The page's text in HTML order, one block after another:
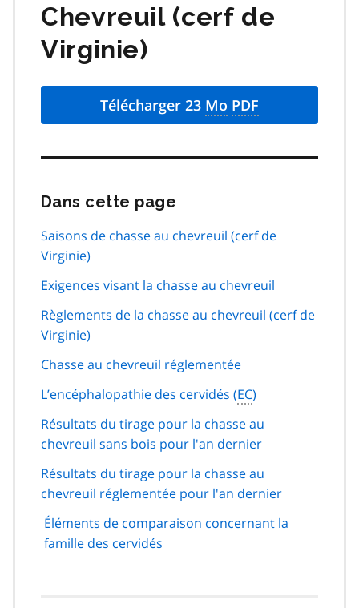
Chevreuil (cerf de
Virginie)
Télécharger 23 Mo PDF
Dans cette page
navigation
Saisons de chasse au chevreuil (cerf de
Virginie)
Exigences visant la chasse au chevreuil
Règlements de la chasse au chevreuil (cerf de
Virginie)
Chasse au chevreuil réglementée
L’encéphalopathie des cervidés (EC)
Résultats du tirage pour la chasse au
chevreuil sans bois pour l'an dernier
Résultats du tirage pour la chasse au
chevreuil réglementée pour l'an dernier
Éléments de comparaison concernant la
famille des cervidés